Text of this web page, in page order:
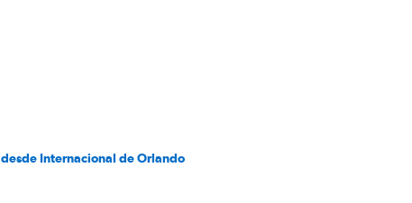
desde Internacional de Orlando